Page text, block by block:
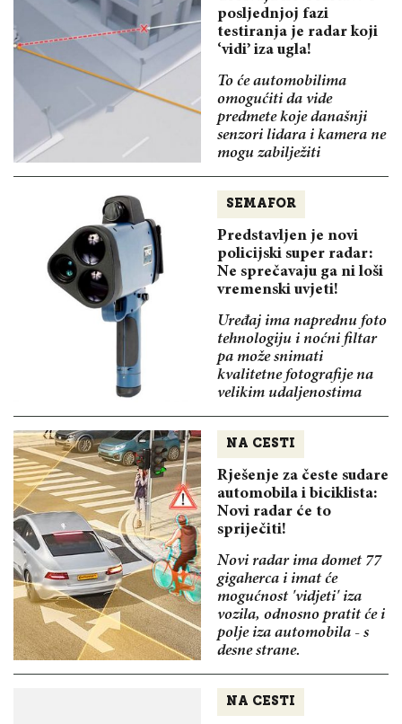
posljednjoj fazi
testiranja je radar koji
‘vidi’ iza ugla!
To će automobilima
omogućiti da vide
predmete koje današnji
senzori lidara i kamera ne
mogu zabilježiti
SEMAFOR
Predstavljen je novi
policijski super radar:
Ne sprečavaju ga ni loši
vremenski uvjeti!
Uređaj ima naprednu foto
tehnologiju i noćni filtar
pa može snimati
kvalitetne fotografije na
velikim udaljenostima
NA CESTI
Rješenje za česte sudare
automobila i biciklista:
Novi radar će to
spriječiti!
Novi radar ima domet 77
gigaherca i imat će
mogućnost 'vidjeti' iza
vozila, odnosno pratit će i
polje iza automobila - s
desne strane.
NA CESTI